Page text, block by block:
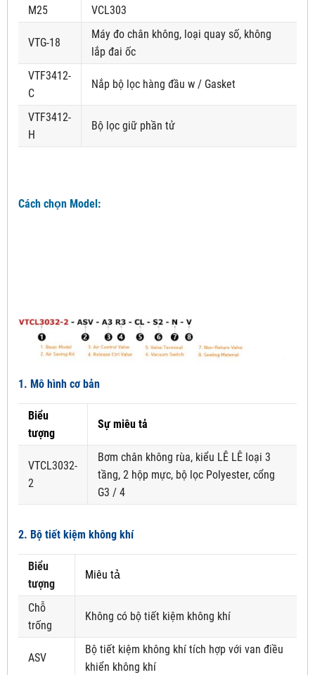
M25 VCL303
VTG-18
Máy đo chân không, loại quay số, không
lắp đai ốc
VTF3412-
C
Nắp bộ lọc hàng đầu w / Gasket
VTF3412-
H
Bộ lọc giữ phần tử
Cách chọn Model:
1. Mô hình cơ bản
Biểu
tượng
Sự miêu tả
VTCL3032-
2
Bơm chân không rùa, kiểu LÊ LÊ loại 3
tầng, 2 hộp mực, bộ lọc Polyester, cổng
G3 / 4
2. Bộ tiết kiệm không khí
Biểu
tượng
Miêu tả
Chỗ
trống
Không có bộ tiết kiệm không khí
ASV
Bộ tiết kiệm không khí tích hợp với van điều
khiển không khí